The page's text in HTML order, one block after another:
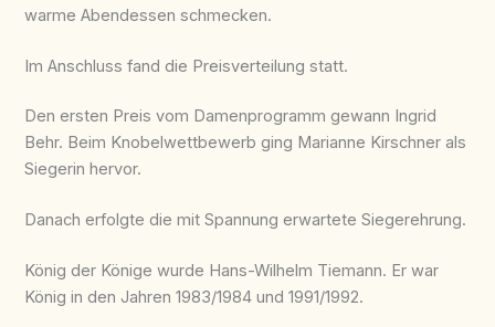
warme Abendessen schmecken.
Im Anschluss fand die Preisverteilung statt.
Den ersten Preis vom Damenprogramm gewann Ingrid
Behr. Beim Knobelwettbewerb ging Marianne Kirschner als
Siegerin hervor.
Danach erfolgte die mit Spannung erwartete Siegerehrung.
König der Könige wurde Hans-Wilhelm Tiemann. Er war
König in den Jahren 1983/1984 und 1991/1992.